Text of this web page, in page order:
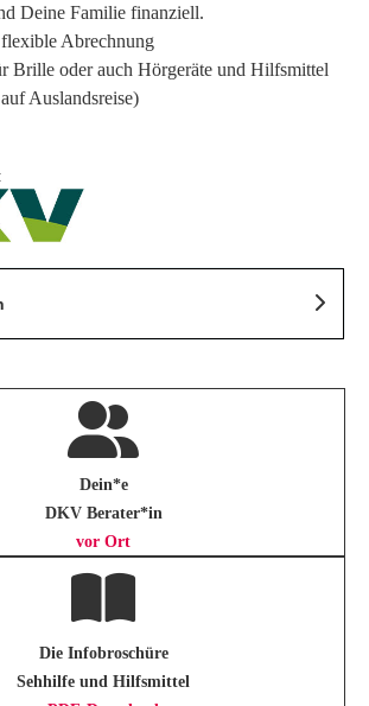
Deine Familie finanziell.
Abrechnung
Brille oder auch Hörgeräte und Hilfsmittel
Auslandsreise)
Dein*e
DKV Berater*in
vor Ort
Die Infobroschüre
Sehhilfe und Hilfsmittel